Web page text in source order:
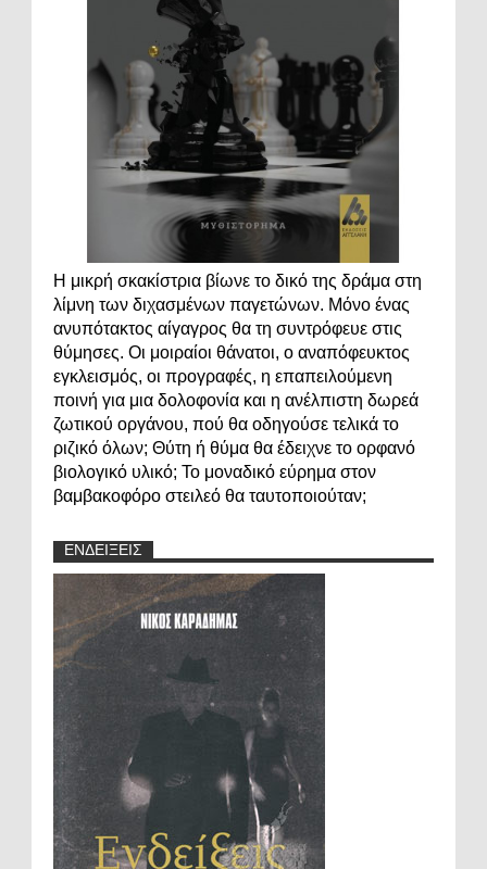
Η μικρή σκακίστρια βίωνε το δικό της δράμα στη
λίμνη των διχασμένων παγετώνων. Μόνο ένας
ανυπότακτος αίγαγρος θα τη συντρόφευε στις
θύμησες. Οι μοιραίοι θάνατοι, ο αναπόφευκτος
εγκλεισμός, οι προγραφές, η επαπειλούμενη
ποινή για μια δολοφονία και η ανέλπιστη δωρεά
ζωτικού οργάνου, πού θα οδηγούσε τελικά το
ριζικό όλων; Θύτη ή θύμα θα έδειχνε το ορφανό
βιολογικό υλικό; Το μοναδικό εύρημα στον
βαμβακοφόρο στειλεό θα ταυτοποιούταν;
ΕΝΔΕΙΞΕΙΣ